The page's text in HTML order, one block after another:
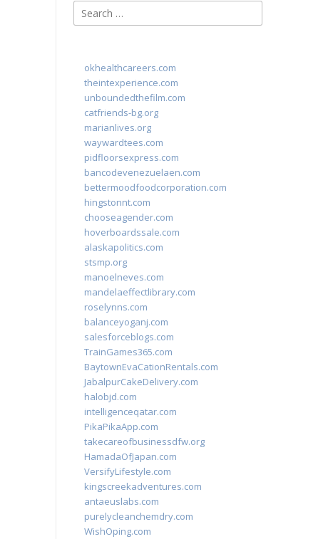
Search
for:
okhealthcareers.com
theintexperience.com
unboundedthefilm.com
catfriends-bg.org
marianlives.org
waywardtees.com
pidfloorsexpress.com
bancodevenezuelaen.com
bettermoodfoodcorporation.com
hingstonnt.com
chooseagender.com
hoverboardssale.com
alaskapolitics.com
stsmp.org
manoelneves.com
mandelaeffectlibrary.com
roselynns.com
balanceyoganj.com
salesforceblogs.com
TrainGames365.com
BaytownEvaCationRentals.com
JabalpurCakeDelivery.com
halobjd.com
intelligenceqatar.com
PikaPikaApp.com
takecareofbusinessdfw.org
HamadaOfJapan.com
VersifyLifestyle.com
kingscreekadventures.com
antaeuslabs.com
purelycleanchemdry.com
WishOping.com